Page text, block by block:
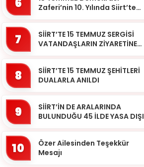
Zaferi’nin 10. Yılında Siirt’te
7
SİİRT’TE 15 TEMMUZ SERGİSİ
VATANDAŞLARIN ZİYARETİNE
8
SİİRT’TE 15 TEMMUZ ŞEHİTLERİ
DUALARLA ANILDI
9
SİİRT’İN DE ARALARINDA
BULUNDUĞU 45 İLDE YASA DIŞI
10
Özer Ailesinden Teşekkür
Mesajı